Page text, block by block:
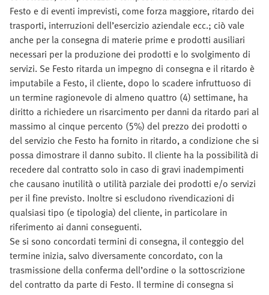
Festo e di eventi imprevisti, come forza maggiore, ritardo dei
trasporti, interruzioni dell’esercizio aziendale ecc.; ciò vale
anche per la consegna di materie prime e prodotti ausiliari
necessari per la produzione dei prodotti e lo svolgimento di
servizi. Se Festo ritarda un impegno di consegna e il ritardo è
imputabile a Festo, il cliente, dopo lo scadere infruttuoso di
un termine ragionevole di almeno quattro (4) settimane, ha
diritto a richiedere un risarcimento per danni da ritardo pari al
massimo al cinque percento (5%) del prezzo dei prodotti o
del servizio che Festo ha fornito in ritardo, a condizione che si
possa dimostrare il danno subito. Il cliente ha la possibilità di
recedere dal contratto solo in caso di gravi inadempimenti
che causano inutilità o utilità parziale dei prodotti e/o servizi
per il fine previsto. Inoltre si escludono rivendicazioni di
qualsiasi tipo (e tipologia) del cliente, in particolare in
riferimento ai danni conseguenti.
Se si sono concordati termini di consegna, il conteggio del
termine inizia, salvo diversamente concordato, con la
trasmissione della conferma dell’ordine o la sottoscrizione
del contratto da parte di Festo. Il termine di consegna si